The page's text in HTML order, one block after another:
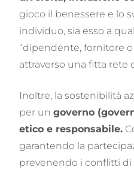
gioco il benessere e lo
individuo, sia esso a
“dipendente, fornitore o
attraverso una fitta rete
Inoltre, la sostenibilità
per ungoverno
etico e responsabile.
garantendo la
prevenendo i conflitti di